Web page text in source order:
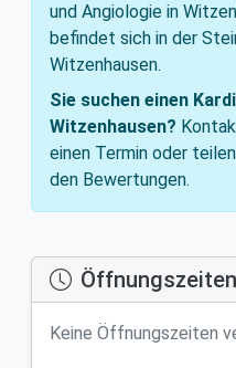
und Angiologie in
befindet sich in der
Witzenhausen.
Sie suchen einen
Witzenhausen?
einen Termin oder
den Bewertungen.
Öffnungszeiten
Keine Öffnungszeiten